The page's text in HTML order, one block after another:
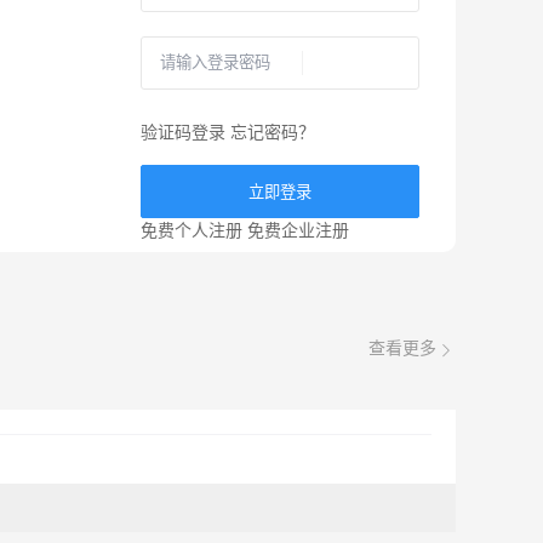
验证码登录 忘记密码？
立即登录
免费个人注册 免费企业注册
查看更多